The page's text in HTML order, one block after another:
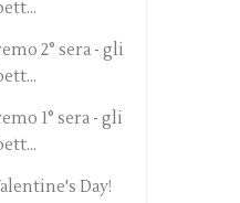
2° sera - gli
1° sera - gli
Day!